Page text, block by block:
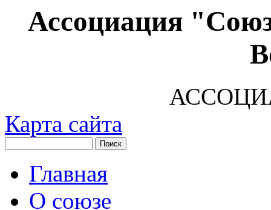
Ассоциация
Карта сайта
Главная
О союзе